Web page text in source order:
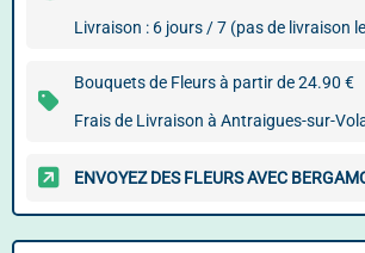
Livraison : 6 jours / 7 (pas de livraison
Bouquets de Fleurs à partir de 24.90 €
Frais de Livraison à Antraigues-sur-
ENVOYEZ DES FLEURS AVEC